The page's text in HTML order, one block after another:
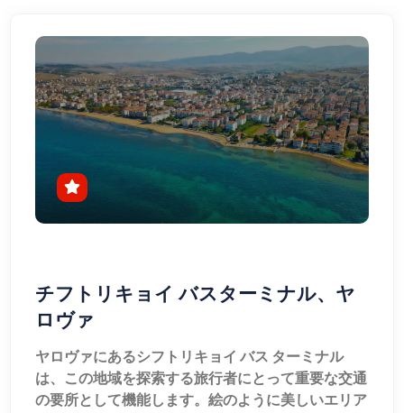
チフトリキョイ バスターミナル、ヤ
ロヴァ
ヤロヴァにあるシフトリキョイ バス ターミナル
は、この地域を探索する旅行者にとって重要な交通
の要所として機能します。絵のように美しいエリア